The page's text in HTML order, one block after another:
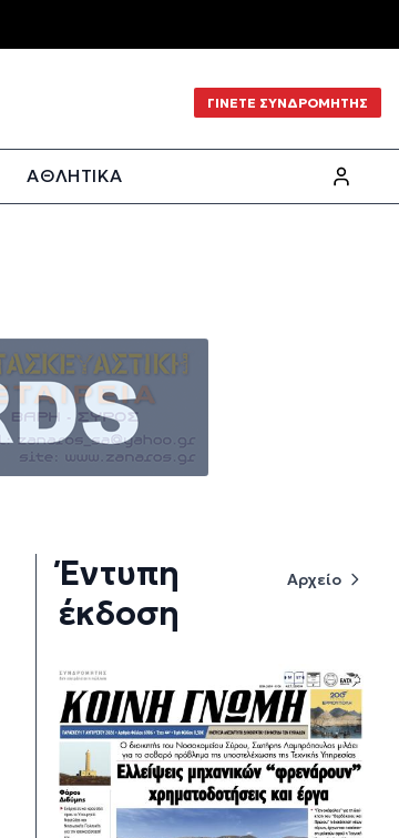
ΓΙΝΕΤΕ ΣΥΝΔΡΟΜΗΤΗΣ
ΑΘΛΗΤΙΚΑ
Έντυπη
έκδοση
Αρχείο